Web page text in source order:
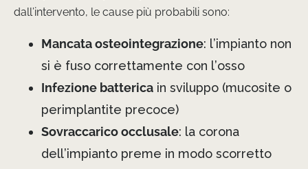
dall’intervento, le cause più probabili sono:
Mancata osteointegrazione: l’impianto non
si è fuso correttamente con l’osso
Infezione batterica in sviluppo (mucosite o
perimplantite precoce)
Sovraccarico occlusale: la corona
dell’impianto preme in modo scorretto